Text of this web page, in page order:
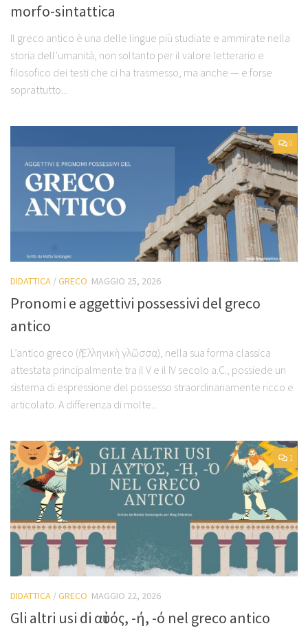
morfo-sintattica
Il greco antico è una delle lingue più studiate e ammirate nella
storia dell’umanità, non soltanto per il valore letterario e
filosofico dei testi che ci ha trasmesso, ma anche — e forse
soprattutto...
0
DIDATTICA /GRECO MAGGIO 25, 2026
Pronomi e aggettivi possessivi del greco
antico
L’antico greco (ἡ Ἑλληνικὴ γλῶσσα), nella sua forma classica
attestata principalmente tra il V e il IV secolo a.C., possiede un
sistema di espressione del possesso straordinariamente ricco e
articolato. A differenza di molte...
1
DIDATTICA /GRECO MAGGIO 22, 2026
Gli altri usi di αὐτός, -ή, -ό nel greco antico